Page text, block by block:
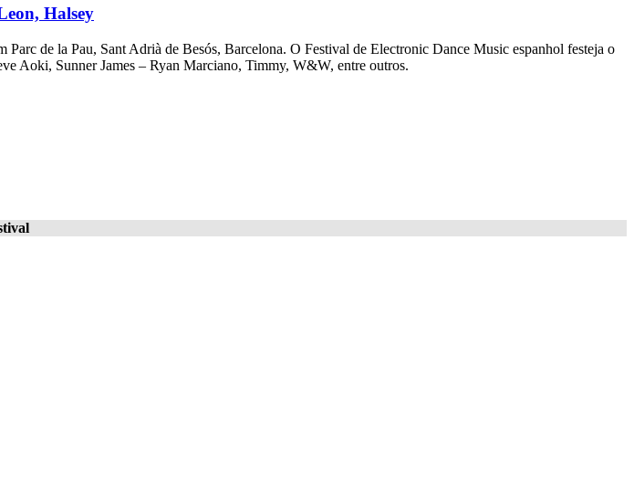
Halsey
de la Pau, Sant Adrià de Besós, Barcelona. O Festival de Electronic Dance Music espanhol festeja o
Aoki, Sunner James – Ryan Marciano, Timmy, W&W, entre outros.